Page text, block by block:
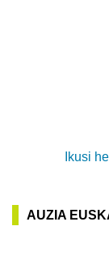
Ikusi
AUZIA